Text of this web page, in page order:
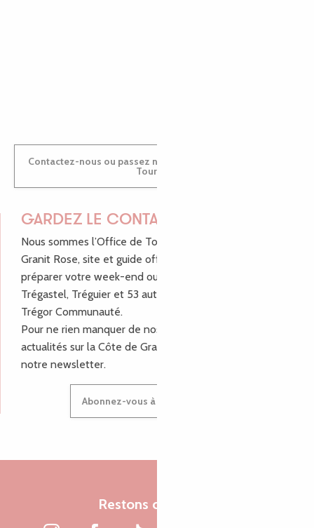
Contactez-nous ou passez nous voir dans nos Offices de
Tourisme
GARDEZ LE CONTACT !
Nous sommes l’Office de Tourisme Bretagne - Côte de
Granit Rose, site et guide officiel pour vous aider à
préparer votre week-end ou vos vacances à Lannion,
Trégastel, Tréguier et 53 autres communes de Lannion-
Trégor Communauté.
Pour ne rien manquer de nos bons plans et nos
actualités sur la Côte de Granit Rose, inscrivez-vous à
notre newsletter.
Abonnez-vous à notre newsletter
Restons connectés